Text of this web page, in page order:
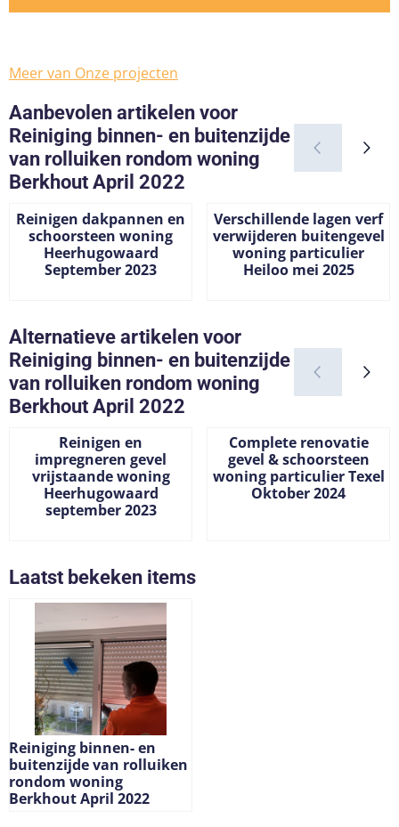
Meer van Onze projecten
Aanbevolen artikelen voor
Reiniging binnen- en buitenzijde
van rolluiken rondom woning
Berkhout April 2022
Reinigen dakpannen en
schoorsteen woning
Heerhugowaard
September 2023
Verschillende lagen verf
verwijderen buitengevel
woning particulier
Heiloo mei 2025
Alternatieve artikelen voor
Reiniging binnen- en buitenzijde
van rolluiken rondom woning
Berkhout April 2022
Reinigen en
impregneren gevel
vrijstaande woning
Heerhugowaard
september 2023
Complete renovatie
gevel & schoorsteen
woning particulier Texel
Oktober 2024
Laatst bekeken items
Reiniging binnen- en
buitenzijde van rolluiken
rondom woning
Berkhout April 2022